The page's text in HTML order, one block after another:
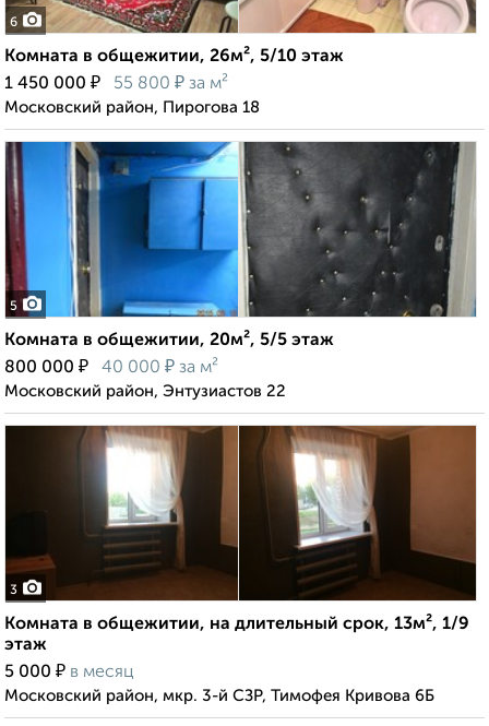
6
Комната в общежитии, 26м², 5/10 этаж
1 450 000 ₽ 55 800 ₽ за м²
Московский район, Пирогова 18
5
Комната в общежитии, 20м², 5/5 этаж
800 000 ₽ 40 000 ₽ за м²
Московский район, Энтузиастов 22
3
Комната в общежитии, на длительный срок, 13м², 1/9
этаж
5 000 ₽ в месяц
Московский район, мкр. 3-й СЗР, Тимофея Кривова 6Б